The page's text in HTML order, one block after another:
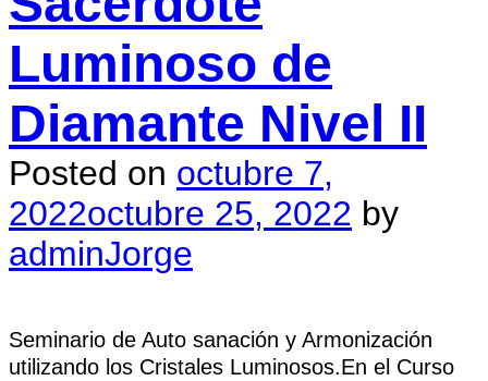
Luminoso de
Diamante Nivel II
Posted on octubre 7,
2022octubre 25, 2022 by
adminJorge
Seminario de Auto sanación y Armonización
utilizando los Cristales Luminosos.En el Curso